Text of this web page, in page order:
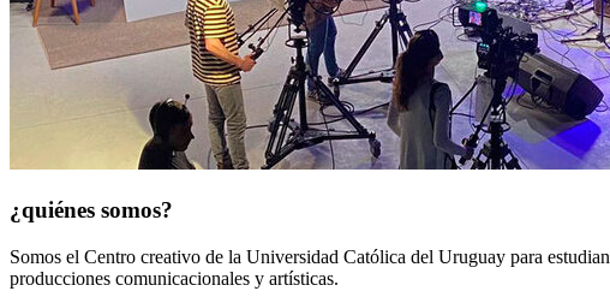
¿quiénes somos?
Somos el Centro creativo de la Universidad Católica del Uruguay para
producciones comunicacionales y artísticas.